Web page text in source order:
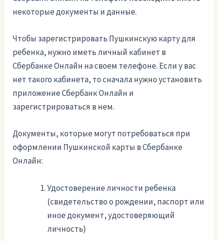
некоторые документы и данные.
Чтобы зарегистрировать Пушкинскую карту для
ребенка, нужно иметь личный кабинет в
Сбербанке Онлайн на своем телефоне. Если у вас
нет такого кабинета, то сначала нужно установить
приложение Сбербанк Онлайн и
зарегистрироваться в нем.
Документы, которые могут потребоваться при
оформлении Пушкинской карты в Сбербанке
Онлайн:
Удостоверение личности ребенка
(свидетельство о рождении, паспорт или
иное документ, удостоверяющий
личность)